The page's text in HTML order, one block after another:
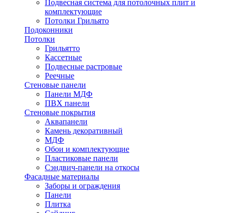
Подвесная система для потолочных плит и
комплектующие
Потолки Грильято
Подоконники
Потолки
Грильятто
Кассетные
Подвесные растровые
Реечные
Стеновые панели
Панели МДФ
ПВХ панели
Стеновые покрытия
Аквапанели
Камень декоративный
МДФ
Обои и комплектующие
Пластиковые панели
Сэндвич-панели на откосы
Фасадные материалы
Заборы и ограждения
Панели
Плитка